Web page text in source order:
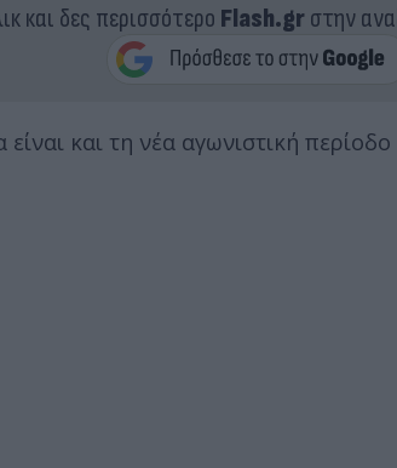
και δες περισσότερο Flash.grστην
και τη νέα αγωνιστική